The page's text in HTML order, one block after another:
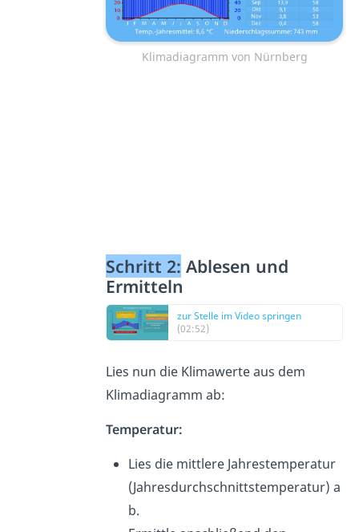
Klimadiagramm von Nürnberg
Schritt 2: Ablesen und
Ermitteln
zur Stelle im Video springen
(02:52)
Lies nun die Klimawerte aus dem
Klimadiagramm ab:
Temperatur:
Lies die mittlere Jahrestemperatur
(Jahresdurchschnittstemperatur) a
b.